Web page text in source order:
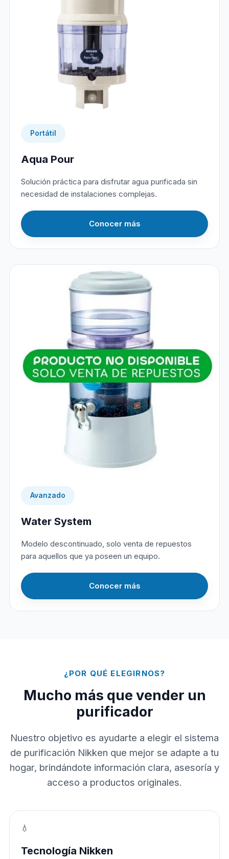
Portátil
Aqua Pour
Solución práctica para disfrutar agua purificada sin
necesidad de instalaciones complejas.
Conocer más
Avanzado
Water System
Modelo descontinuado, solo venta de repuestos
para aquellos que ya poseen un equipo.
Conocer más
¿POR QUÉ ELEGIRNOS?
Mucho más que vender un
purificador
Nuestro objetivo es ayudarte a elegir el sistema
de purificación Nikken que mejor se adapte a tu
hogar, brindándote información clara, asesoría y
acceso a productos originales.
💧
Tecnología Nikken